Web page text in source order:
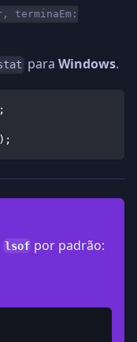
terminaEm:
para Windows.
;
) ;
lsof por padrão: